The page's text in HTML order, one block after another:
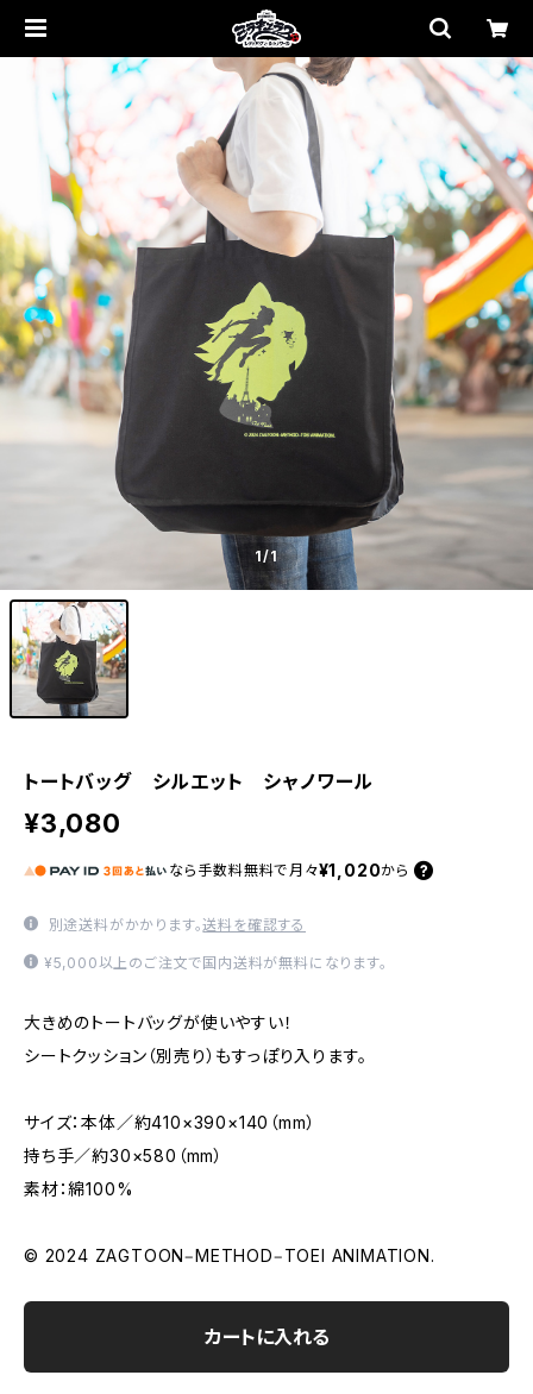
1/1
トートバッグ シルエット シャノワール
¥3,080
なら 手数料無料で 月々¥1,020から
別途送料がかかります。送料を確認する
¥5,000以上のご注文で国内送料が無料になります。
大きめのトートバッグが使いやすい！
シートクッション（別売り）もすっぽり入ります。
サイズ：本体／約410×390×140（mm）
持ち手／約30×580（mm）
素材：綿100%
© 2024 ZAGTOON‒METHOD‒TOEI ANIMATION.
カートに入れる